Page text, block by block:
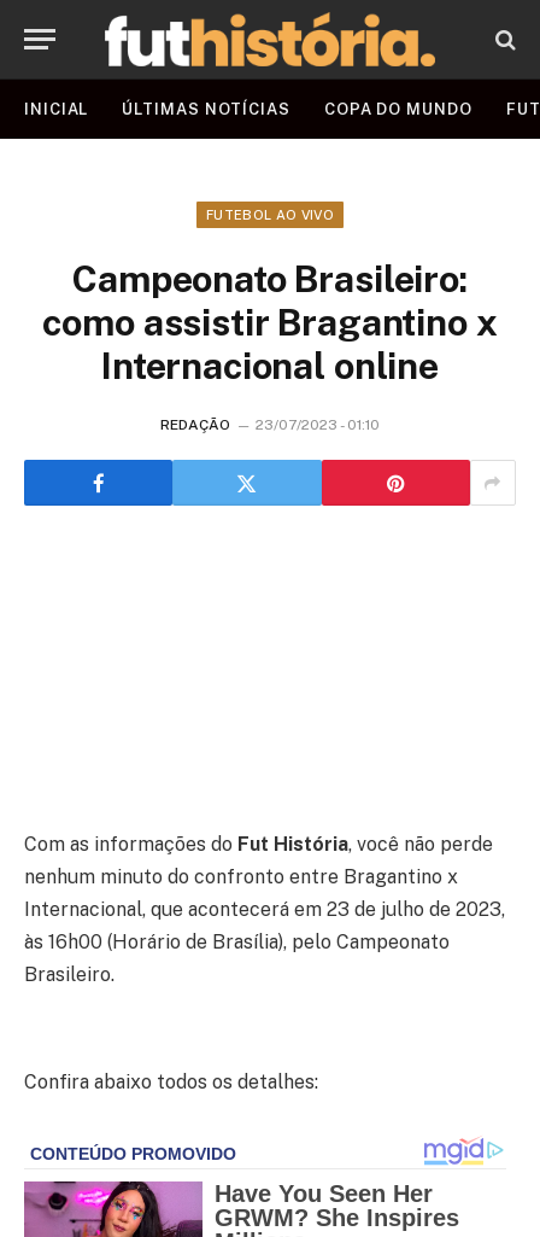
INICIAL ÚLTIMAS NOTÍCIAS COPA DO MUNDO
FUTEBOL AO VIVO
Campeonato Brasileiro:
como assistir Bragantino x
Internacional online
REDAÇÃO 23/07/2023 - 01:10
Com as informações do Fut História, você não perde
nenhum minuto do confronto entre Bragantino x
Internacional, que acontecerá em 23 de julho de 2023,
às 16h00 (Horário de Brasília), pelo Campeonato
Brasileiro.
Confira abaixo todos os detalhes: